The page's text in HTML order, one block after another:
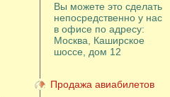
Вы можете это сделать
непосредственно у нас
в офисе по адресу:
Москва, Каширское
шоссе, дом 12
Продажа авиабилетов